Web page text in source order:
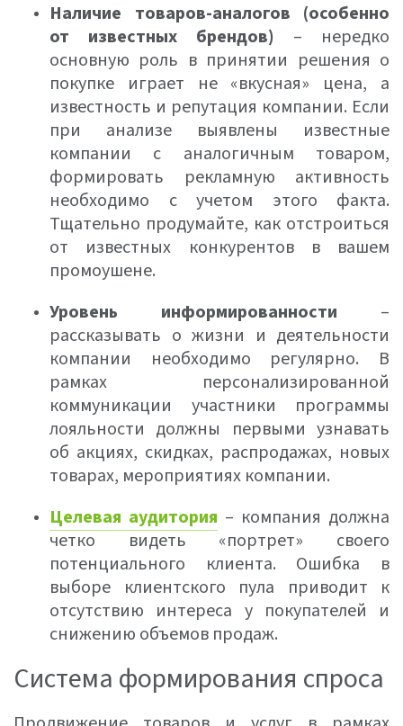
Наличие товаров-аналогов (особенно
от известных брендов) – нередко
основную роль в принятии решения о
покупке играет не «вкусная» цена, а
известность и репутация компании. Если
при анализе выявлены известные
компании с аналогичным товаром,
формировать рекламную активность
необходимо с учетом этого факта.
Тщательно продумайте, как отстроиться
от известных конкурентов в вашем
промоушене.
Уровень информированности –
рассказывать о жизни и деятельности
компании необходимо регулярно. В
рамках персонализированной
коммуникации участники программы
лояльности должны первыми узнавать
об акциях, скидках, распродажах, новых
товарах, мероприятиях компании.
Целевая аудитория – компания должна
четко видеть «портрет» своего
потенциального клиента. Ошибка в
выборе клиентского пула приводит к
отсутствию интереса у покупателей и
снижению объемов продаж.
Система формирования спроса